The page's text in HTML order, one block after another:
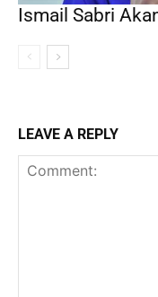
Ismail Sabri
LEAVE A REPLY